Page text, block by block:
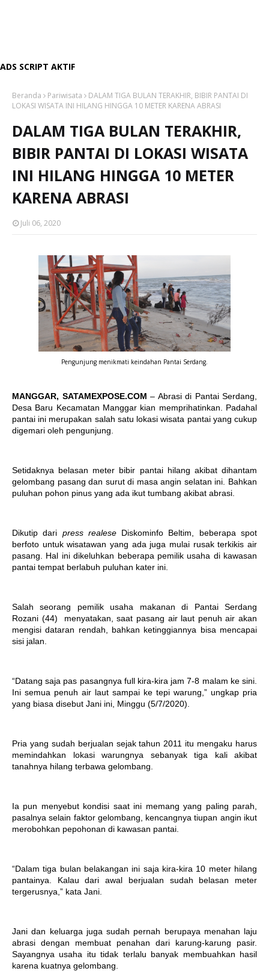
ADS SCRIPT AKTIF
Beranda Pariwisata
DALAM TIGA BULAN TERAKHIR, BIBIR PANTAI DI
LOKASI WISATA INI HILANG HINGGA 10 METER KARENA ABRASI
DALAM TIGA BULAN TERAKHIR,
BIBIR PANTAI DI LOKASI WISATA
INI HILANG HINGGA 10 METER
KARENA ABRASI
Juli 06, 2020
Pengunjung menikmati keindahan Pantai Serdang.
MANGGAR, SATAMEXPOSE.COM – Abrasi di Pantai Serdang,
Desa Baru Kecamatan Manggar kian memprihatinkan. Padahal
pantai ini merupakan salah satu lokasi wisata pantai yang cukup
digemari oleh pengunjung.
Setidaknya belasan meter bibir pantai hilang akibat dihantam
gelombang pasang dan surut di masa angin selatan ini. Bahkan
puluhan pohon pinus yang ada ikut tumbang akibat abrasi.
Dikutip dari press realeseDiskominfo Beltim, beberapa spot
berfoto untuk wisatawan yang ada juga mulai rusak terkikis air
pasang. Hal ini dikeluhkan beberapa pemilik usaha di kawasan
pantai tempat berlabuh puluhan kater ini.
Salah seorang pemilik usaha makanan di Pantai Serdang
Rozani (44)
menyatakan, saat pasang air laut penuh air akan
mengisi dataran rendah, bahkan ketinggiannya bisa mencapai
sisi jalan.
“Datang saja pas pasangnya full kira-kira jam 7-8 malam ke sini.
Ini semua penuh air laut sampai ke tepi warung,” ungkap pria
yang biasa disebut Jani ini, Minggu (5/7/2020).
Pria yang sudah berjualan sejak tahun 2011 itu mengaku harus
memindahkan lokasi warungnya sebanyak tiga kali akibat
tanahnya hilang terbawa gelombang.
Ia pun menyebut kondisi saat ini memang yang paling parah,
pasalnya selain faktor gelombang, kencangnya tiupan angin ikut
merobohkan pepohonan di kawasan pantai.
“Dalam tiga bulan belakangan ini saja kira-kira 10 meter hilang
pantainya. Kalau dari awal berjualan sudah belasan meter
tergerusnya,” kata Jani.
Jani dan keluarga juga sudah pernah berupaya menahan laju
abrasi dengan membuat penahan dari karung-karung pasir.
Sayangnya usaha itu tidak terlalu banyak membuahkan hasil
karena kuatnya gelombang.